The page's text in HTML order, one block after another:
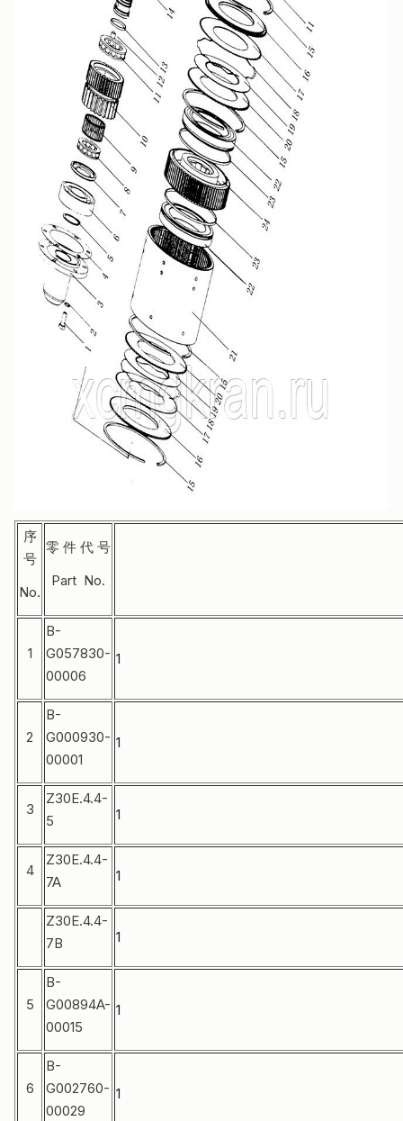
序
号
No.
零 件 代 号
Part No.
1
B-
G057830-
00006
1
2
B-
G000930-
00001
1
3
Z30E.4.4-
5
1
4
Z30E.4.4-
7A
1
Z30E.4.4-
7B
1
5
B-
G00894A-
00015
1
6
B-
G002760-
00029
1